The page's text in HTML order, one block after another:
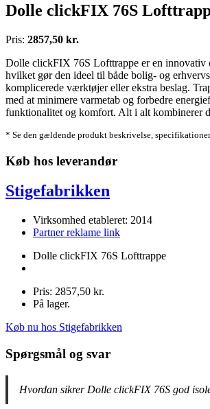
Dolle clickFIX 76S
Pris: 2857,50 kr.
Dolle clickFIX 76S Lofttrappe er en innovativ
hvilket gør den ideel til både bolig- og
komplicerede værktøjer eller ekstra beslag.
med at minimere varmetab og forbedre
funktionalitet og komfort. Alt i alt kombinerer
* Se den gældende produkt beskrivelse,
Køb hos leverandør
Stigefabrikken
Virksomhed etableret: 2014
Partner reklame link
Dolle clickFIX 76S Lofttrappe
Pris: 2857,50 kr.
På lager.
Køb nu hos Stigefabrikken
Spørgsmål og svar
Hvordan sikrer Dolle clickFIX 76S god